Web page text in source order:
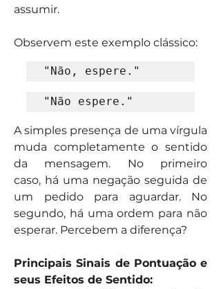
assumir.
Observem este exemplo clássico:
"Não, espere."
"Não espere."
A simples presença de uma vírgula
muda completamente o sentido
da mensagem. No primeiro
caso, há uma negação seguida de
um pedido para aguardar. No
segundo, há uma ordem para não
esperar. Percebem a diferença?
Principais Sinais de Pontuação e
seus Efeitos de Sentido: